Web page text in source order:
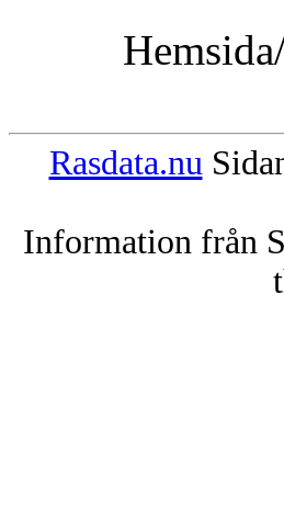
Rasdata.nu
Information från